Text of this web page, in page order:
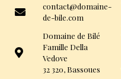
contact@domaine-
de-bile.com
Domaine de Bilé
Famille Della
Vedove
32 320, Bassoues